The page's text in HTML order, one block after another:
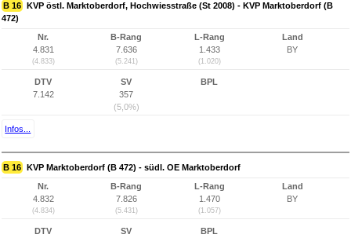
B 16 KVP östl. Marktoberdorf, Hochwiesstraße (St 2008) - KVP Marktoberdorf (B
472)
Nr.
4.831
(4.833)
B-Rang
7.636
(5.241)
L-Rang
1.433
(1.020)
Land
BY
DTV
7.142
SV
357
(5,0%)
BPL
Infos...
B 16 KVP Marktoberdorf (B 472) - südl. OE Marktoberdorf
Nr.
4.832
(4.834)
B-Rang
7.826
(5.431)
L-Rang
1.470
(1.057)
Land
BY
DTV SV BPL